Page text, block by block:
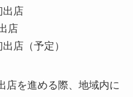
出店
店
店（予定）
店を進める際、地域内に